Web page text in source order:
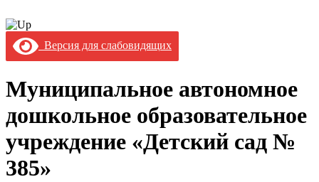
Версия для слабовидящих
Муниципальное автономное
дошкольное образовательное
учреждение «Детский сад №
385»